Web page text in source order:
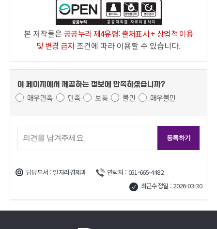
본 저작물은 공공누리 제4유형: 출처표시 + 상업적 이용
및 변경 금지 조건에 따라 이용할 수 있습니다.
담당부서 : 일자리경제과
연락처 : 051-665-4482
최근수정일 : 2026-03-30
이 페이지에서 제공하는 정보에 만족하셨습니까?
매우만족 만족 보통 불만 매우불만